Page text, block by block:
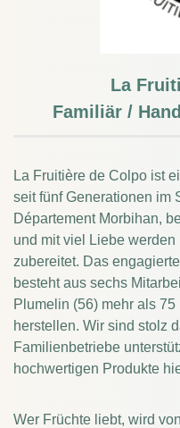
La
Familiär /
La Fruitière de Colpo ist
seit fünf Generationen im
Département Morbihan,
und mit viel Liebe
zubereitet. Das
besteht aus sechs
Plumelin (56) mehr als
herstellen. Wir sind stolz
Familienbetriebe
hochwertigen Produkte
Wer Früchte liebt, wird